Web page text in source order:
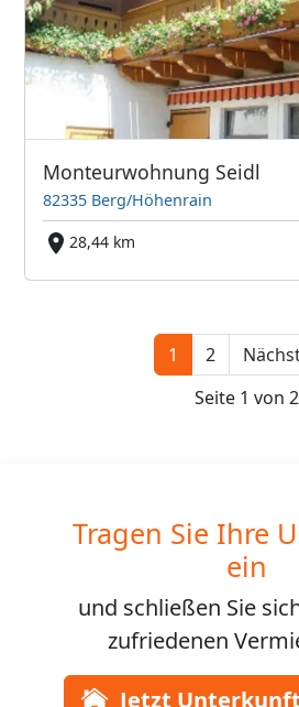
Monteurwohnung Seidl
82335 Berg/Höhenrain
28,44 km
1 2
Seite 1 von 2
Tragen Sie Ihre
ein
und schließen Sie
zufriedenen
Jetzt